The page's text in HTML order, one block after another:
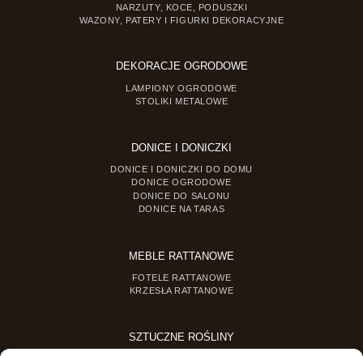
NARZUTY, KOCE, PODUSZKI
WAZONY, PATERY I FIGURKI DEKORACYJNE
DEKORACJE OGRODOWE
LAMPIONY OGRODOWE
STOLIKI METALOWE
DONICE I DONICZKI
DONICE I DONICZKI DO DOMU
DONICE OGRODOWE
DONICE DO SALONU
DONICE NA TARAS
MEBLE RATTANOWE
FOTELE RATTANOWE
KRZESŁA RATTANOWE
SZTUCZNE ROŚLINY